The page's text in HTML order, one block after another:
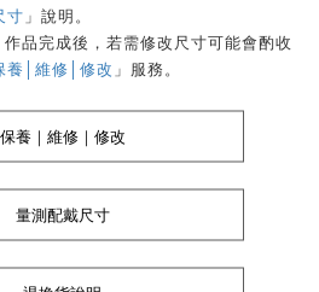
寸 」說明。
品完成後，若需修改尺寸可能會酌收
養│維修│修改 」服務。
保養｜維修｜修改
量測配戴尺寸